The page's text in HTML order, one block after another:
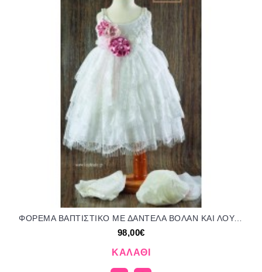
ΦΟΡΕΜΑ ΒΑΠΤΙΣΤΙΚΟ ΜΕ ΔΑΝΤΕΛΑ ΒΟΛΑΝ ΚΑΙ ΛΟΥΛΟΥΔΙΑ ΣΑΤΕΝ OR-21178/416000 98.00€!!!
98,00€
ΚΑΛΆΘΙ